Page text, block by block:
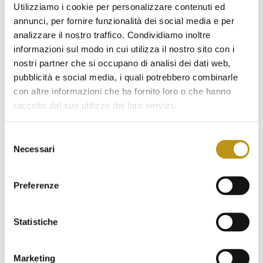
Utilizziamo i cookie per personalizzare contenuti ed
annunci, per fornire funzionalità dei social media e per
analizzare il nostro traffico. Condividiamo inoltre
informazioni sul modo in cui utilizza il nostro sito con i
nostri partner che si occupano di analisi dei dati web,
pubblicità e social media, i quali potrebbero combinarle
con altre informazioni che ha fornito loro o che hanno
raccolto dal suo utilizzo dei loro servizi.
delNecessari
Preferenze
Statistiche
Marketing
e cene gourmet
Piscina con Day Pass a San Teodoro: l’esperienza
esclusiva dell’Hotel San Teodoro